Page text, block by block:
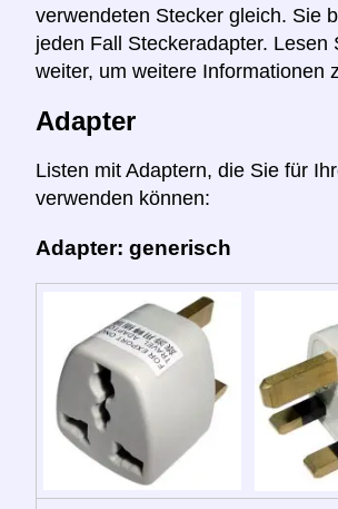
verwendeten Stecker gleich. Sie
jeden Fall Steckeradapter. Lesen
weiter, um weitere Informationen
Adapter
Listen mit Adaptern, die Sie für
verwenden können:
Adapter: generisch